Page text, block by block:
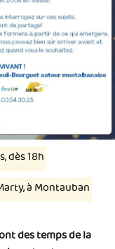
dès 18h
à Montauban
des temps de la